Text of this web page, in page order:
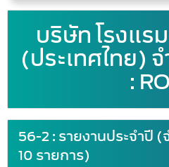
บริษัท โรงแ
(ประเทศไทย)
:
56-2 : รายงานประจำปี
10 รายการ)